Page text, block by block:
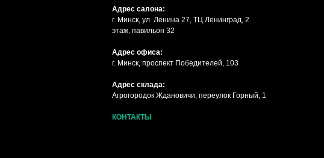
Адрес салона:
г. Минск, ул. Ленина 27, ТЦ Ленинград, 2
этаж, павильон 32
Адрес офиса:
г. Минск, проспект Победителей, 103
Адрес склада:
Агрогородок Ждановичи, переулок Горный, 1
КОНТАКТЫ